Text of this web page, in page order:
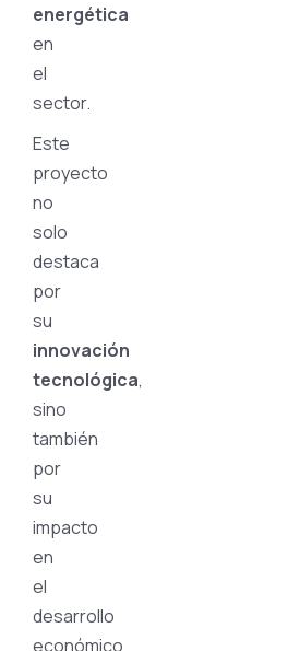
energética
en
el
sector.
Este
proyecto
no
solo
destaca
por
su
innovación
tecnológica,
sino
también
por
su
impacto
en
el
desarrollo
económico